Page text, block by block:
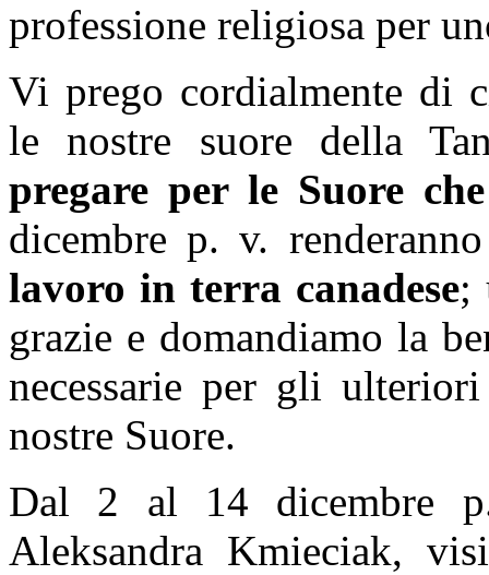
professione religiosa per
Vi prego cordialmente di
le nostre suore della
pregare per le Suore
dicembre p. v.
lavoro in terra canadese;
grazie e domandiamo la
necessarie per gli
nostre Suore.
Dal 2 al 14 dicembre
Aleksandra Kmieciak,